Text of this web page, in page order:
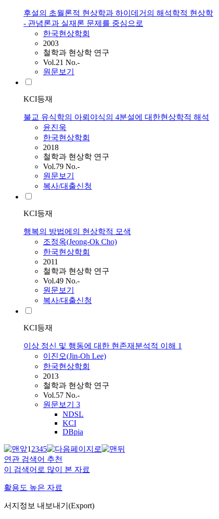
후설의 초월론적 현상학과 하이데거의 해석학적 현상학
- 관념론과 실재론 문제를 중심으로
한국현상학회
2003
철학과 현상학 연구
Vol.21 No.-
원문보기
KCI등재
불교 유식학의 아뢰야식의 4분설에 대한현상학적 해석
윤진욱
한국현상학회
2018
철학과 현상학 연구
Vol.79 No.-
원문보기
복사/대출신청
KCI등재
행복의 방법에의 현상학적 모색
조정옥(Jeong-Ok Cho)
한국현상학회
2011
철학과 현상학 연구
Vol.49 No.-
원문보기
복사/대출신청
KCI등재
이상 정신 및 행동에 대한 현존재분석적 이해 1
이진오(Jin-Oh Lee)
한국현상학회
2013
철학과 현상학 연구
Vol.57 No.-
원문보기 3
NDSL
KCI
DBpia
12345
연관 검색어 추천
이 검색어로 많이 본 자료
활용도 높은 자료
서지정보 내보내기(Export)